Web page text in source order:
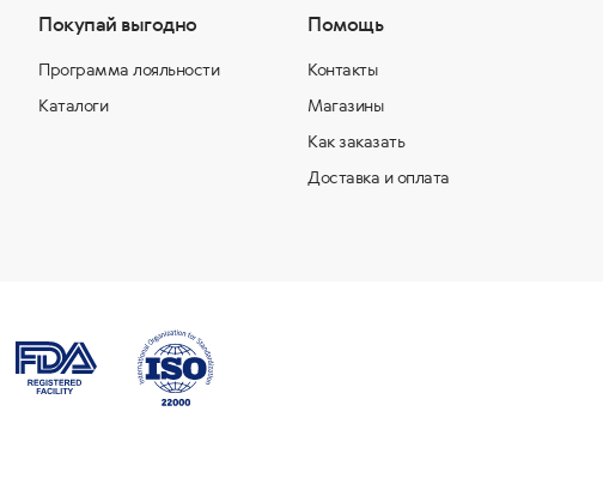
Покупай выгодно
Программа лояльности
Каталоги
Помощь
Контакты
Магазины
Как заказать
Доставка и оплата